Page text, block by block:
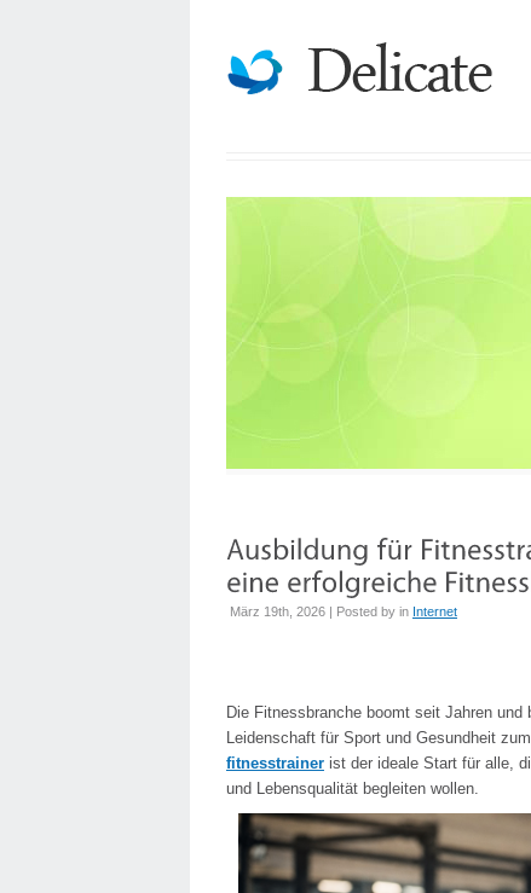
März 19th, 2026 | Posted by in Internet
Die Fitnessbranche boomt seit Jahren
Leidenschaft für Sport und Gesundheit
fitnesstrainer ist der ideale Start für alle,
und Lebensqualität begleiten wollen.